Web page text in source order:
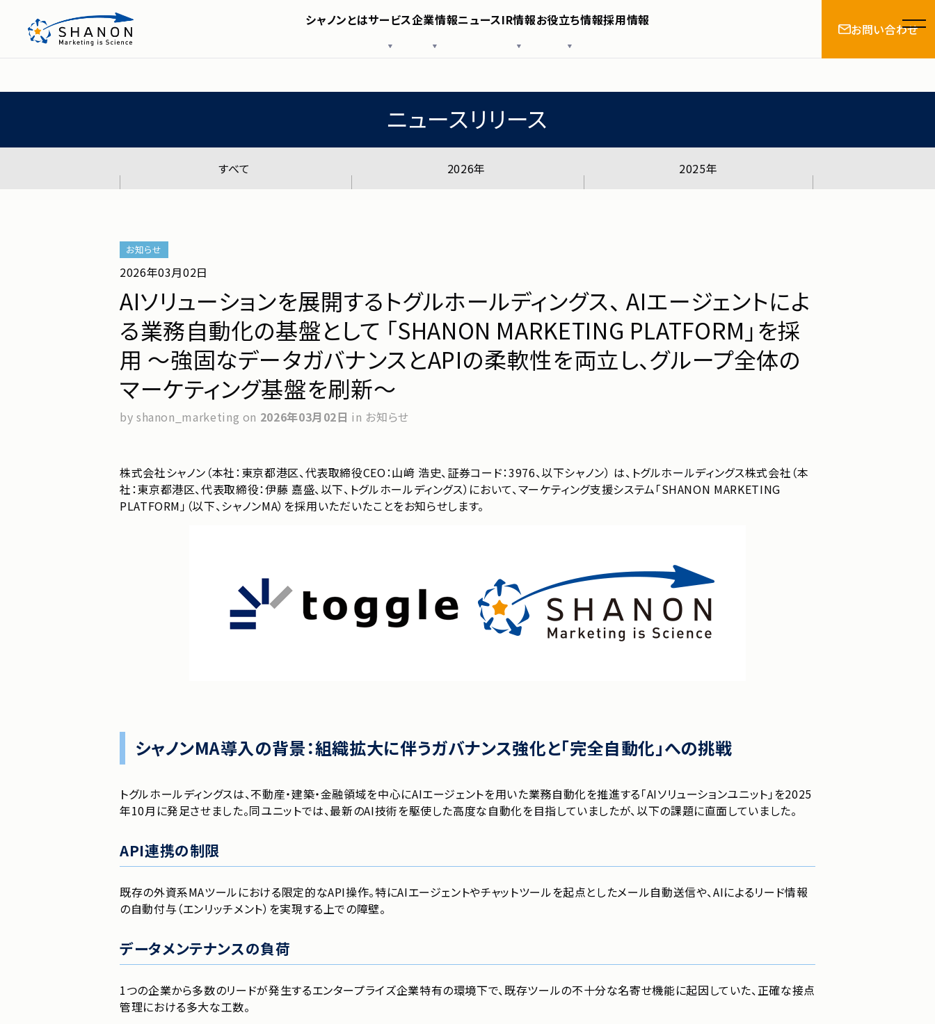
シャノンとはサービス企業情報ニュースIR情報お役立ち情報採用情報
お問い合わせ
IRライブラリ
株式情報
IRガイド
ディスクロージャーポリシー
電子公告
シャノンのブログ
SNS公式アカウント シャノンとは
サービス
ニュース
採用情報
ホーム
AIソリューションを展開するトグルホールディングス、 AIエージェントによる業務自動
化の基盤として 「SHANON MARKETING PLATFORM」を採用 ～強固なデータガバナンスとAPIの柔軟性を両立し、
グループ全体のマーケティング基盤を刷新～
ニュースリリース
すべて 2026年 2025年
お知らせ
2026年03月02日
AIソリューションを展開するトグルホールディングス、 AIエージェントによ
る業務自動化の基盤として 「SHANON MARKETING PLATFORM」を採
用 ～強固なデータガバナンスとAPIの柔軟性を両立し、グループ全体の
マーケティング基盤を刷新～
by shanon_marketing on 2026年03月02日 in お知らせ
株式会社シャノン（本社：東京都港区、代表取締役CEO：山﨑 浩史、証券コード：3976、以下シャノン） は、トグルホールディングス株式会社（本
社：東京都港区、代表取締役：伊藤 嘉盛、以下、トグルホールディングス）において、マーケティング支援システム「SHANON MARKETING
PLATFORM」（以下、シャノンMA）を採用いただいたことをお知らせします。
シャノンMA導入の背景：組織拡大に伴うガバナンス強化と「完全自動化」への挑戦
トグルホールディングスは、不動産・建築・金融領域を中心にAIエージェントを用いた業務自動化を推進する「AIソリューションユニット」を2025
年10月に発足させました。同ユニットでは、最新のAI技術を駆使した高度な自動化を目指していましたが、以下の課題に直面していました。
API連携の制限
既存の外資系MAツールにおける限定的なAPI操作。特にAIエージェントやチャットツールを起点としたメール自動送信や、AIによるリード情報
の自動付与（エンリッチメント）を実現する上での障壁。
データメンテナンスの負荷
1つの企業から多数のリードが発生するエンタープライズ企業特有の環境下で、既存ツールの不十分な名寄せ機能に起因していた、正確な接点
管理における多大な工数。